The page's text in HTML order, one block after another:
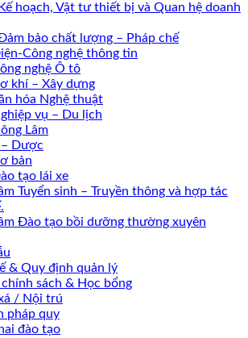
hoạch, Vật tư thiết bị và Quan hệ doanh
bảo chất lượng – Pháp chế
Công nghệ thông tin
nghệ Ô tô
khí – Xây dựng
hóa Nghệ thuật
vụ – Du lịch
Lâm
– Dược
bản
tạo lái xe
Tuyển sinh – Truyền thông và hợp tác
Đào tạo bồi dưỡng thường xuyên
& Quy định quản lý
sách & Học bổng
/ Nội trú
pháp quy
đào tạo